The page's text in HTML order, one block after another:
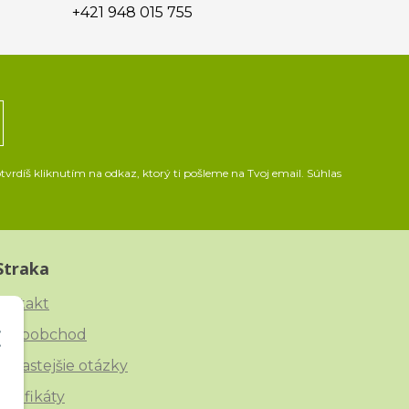
+421 948 015 755
kliknutím na odkaz, ktorý ti pošleme na Tvoj email. Súhlas
otázky